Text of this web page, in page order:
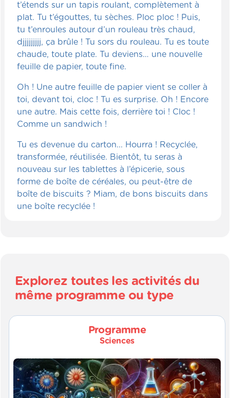
t’étends sur un tapis roulant, complètement à
plat. Tu t’égouttes, tu sèches. Ploc ploc ! Puis,
tu t’enroules autour d’un rouleau très chaud,
djjjjjjjjj, ça brûle ! Tu sors du rouleau. Tu es toute
chaude, toute plate. Tu deviens… une nouvelle
feuille de papier, toute fine.
Oh ! Une autre feuille de papier vient se coller à
toi, devant toi, cloc ! Tu es surprise. Oh ! Encore
une autre. Mais cette fois, derrière toi ! Cloc !
Comme un sandwich !
Tu es devenue du carton... Hourra ! Recyclée,
transformée, réutilisée. Bientôt, tu seras à
nouveau sur les tablettes à l’épicerie, sous
forme de boîte de céréales, ou peut-être de
boîte de biscuits ? Miam, de bons biscuits dans
une boîte recyclée !
Explorez toutes les activités du
même programme ou type
Programme
Sciences